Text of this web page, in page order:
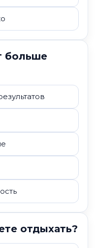
больше
отдыхать?